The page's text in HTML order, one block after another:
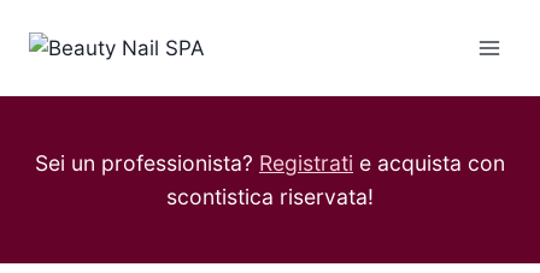
Sei un professionista? Registrati e acquista con
scontistica riservata!